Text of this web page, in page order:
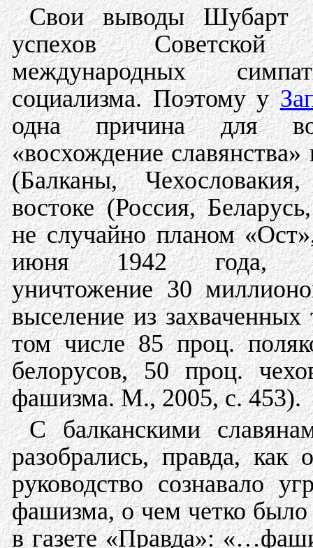
Свои выводы Шубарт
успехов Советской
международных
социализма. Поэтому у
одна причина для
«восхождение
(Балканы,
востоке (Россия,
не случайно планом
июня 1942 года,
уничтожение 30
выселение из
том числе 85 проц.
белорусов, 50 проц.
фашизма. М., 2005, с. 453).
С балканскими
разобрались, правда, как
руководство сознавало
фашизма, о чем четко было
в газете «Правда»: